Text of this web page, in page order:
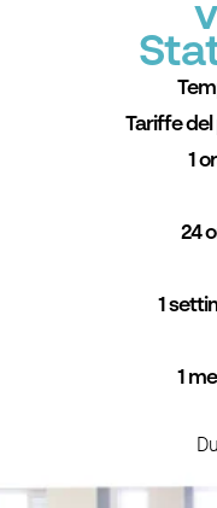
Tariffe
1
24
1
1